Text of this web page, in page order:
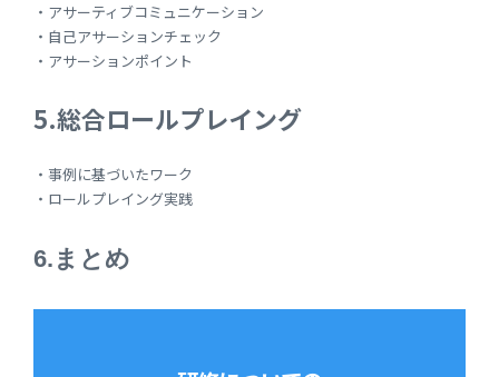
・アサーティブコミュニケーション
・自己アサーションチェック
・アサーションポイント
5.総合ロールプレイング
・事例に基づいたワーク
・ロールプレイング実践
6.まとめ